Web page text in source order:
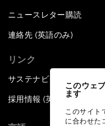
このウェ
ます
このサイト
に合わせた
ニュースレター購読
連絡先 (英語のみ)
リンク
サステナビリティへの取り
採用情報 (英語のみ)